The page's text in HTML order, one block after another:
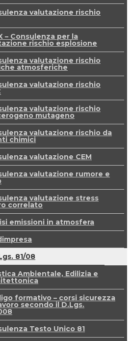
valutazione rischio
– Consulenza per la
rischio esplosione
valutazione rischio
atmosferiche
valutazione rischio
valutazione rischio
mutageno
valutazione rischio da
chimici
valutazione CEM
valutazione rumore e
valutazione stress
correlato
emissioni in atmosfera
81/08
Ambientale, Edilizia e
formativo – corsi sicurezza
secondo il D.Lgs.
Testo Unico 81